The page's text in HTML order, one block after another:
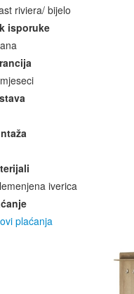
riviera/ bijelo
isporuke
iverica
plaćanja